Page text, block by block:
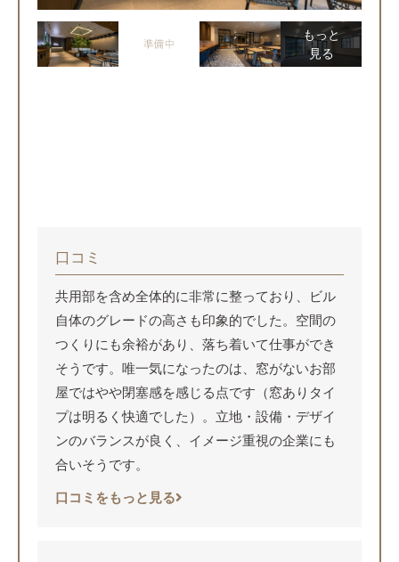
もっと
見る
口コミ
共用部を含め全体的に非常に整っており、ビル
自体のグレードの高さも印象的でした。空間の
つくりにも余裕があり、落ち着いて仕事ができ
そうです。唯一気になったのは、窓がないお部
屋ではやや閉塞感を感じる点です（窓ありタイ
プは明るく快適でした）。立地・設備・デザイ
ンのバランスが良く、イメージ重視の企業にも
合いそうです。
口コミをもっと見る